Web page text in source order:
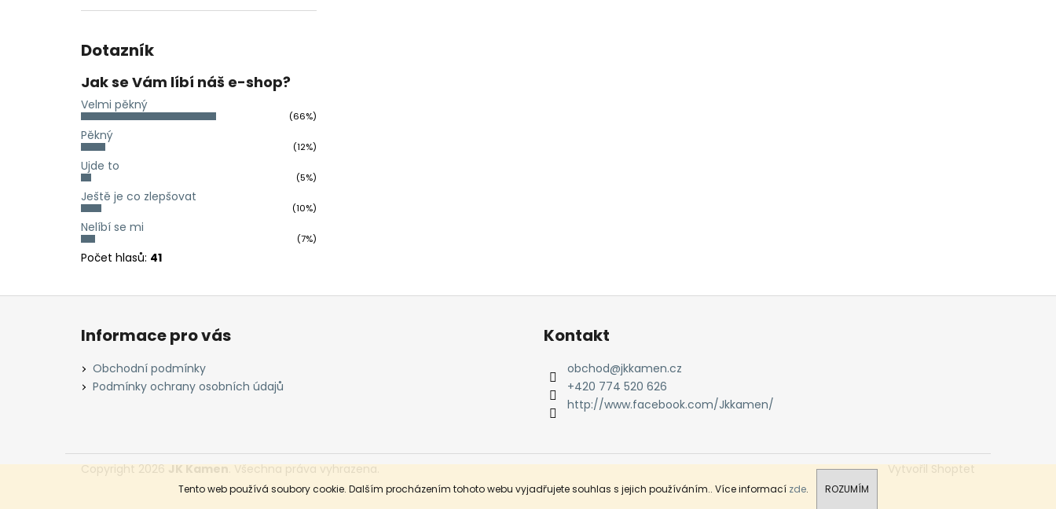
Tento web používá soubory cookie. Dalším procházením tohoto webu vyjadřujete souhlas s jejich používáním.. Více informací zde. ROZUMÍM
Dotazník
Jak se Vám líbí náš e-shop?
Velmi pěkný
(66%)
Pěkný
(12%)
Ujde to
(5%)
Ještě je co zlepšovat
(10%)
Nelíbí se mi
(7%)
Počet hlasů: 41
Z
Informace pro vás
Obchodní podmínky
Podmínky ochrany osobních údajů
Kontakt
obchod@jkkamen.cz
+420 774 520 626
http://www.facebook.com/Jkkamen/
Vytvořil Shoptet
Copyright 2026JK Kamen. Všechna práva vyhrazena.